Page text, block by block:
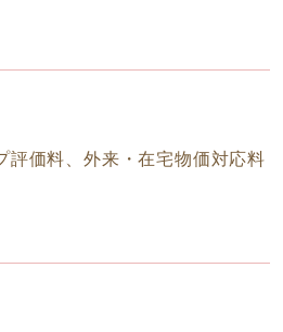
評価料、外来・在宅物価対応料